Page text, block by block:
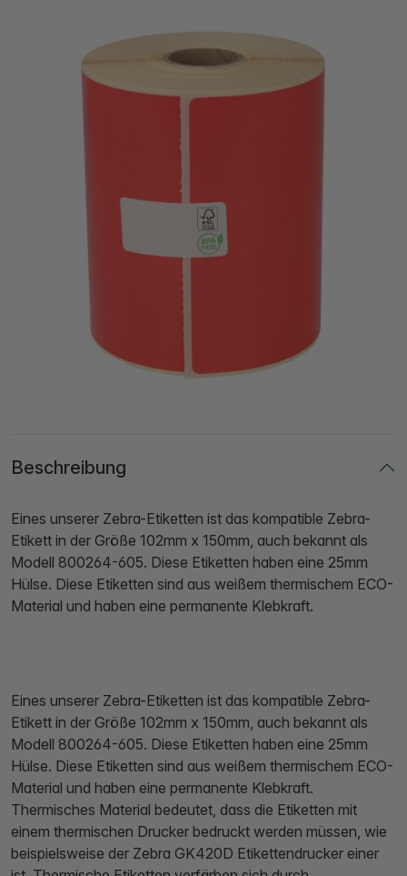
Beschreibung
Eines unserer Zebra-Etiketten ist das kompatible Zebra-
Etikett in der Größe 102mm x 150mm, auch bekannt als
Modell 800264-605. Diese Etiketten haben eine 25mm
Hülse. Diese Etiketten sind aus weißem thermischem ECO-
Material und haben eine permanente Klebkraft.
Eines unserer Zebra-Etiketten ist das kompatible Zebra-
Etikett in der Größe 102mm x 150mm, auch bekannt als
Modell 800264-605. Diese Etiketten haben eine 25mm
Hülse. Diese Etiketten sind aus weißem thermischem ECO-
Material und haben eine permanente Klebkraft.
Thermisches Material bedeutet, dass die Etiketten mit
einem thermischen Drucker bedruckt werden müssen, wie
beispielsweise der Zebra GK420D Etikettendrucker einer